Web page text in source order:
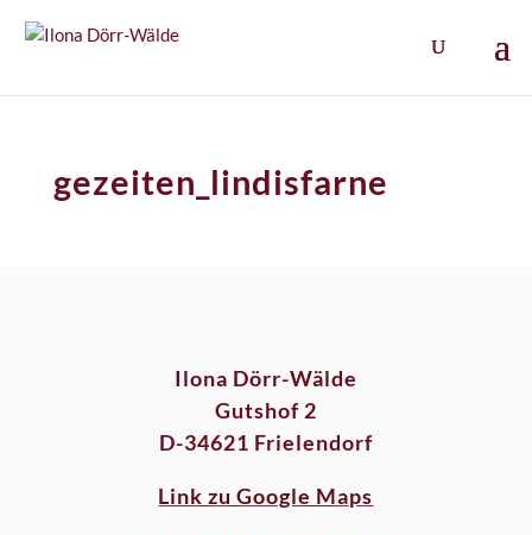
gezeiten_lindisfarne
Ilona Dörr-Wälde
Gutshof 2
D-34621 Frielendorf
Link zu Google Maps